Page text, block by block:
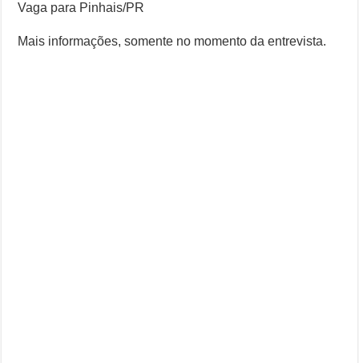
Vaga para Pinhais/PR
Mais informações, somente no momento da entrevista.